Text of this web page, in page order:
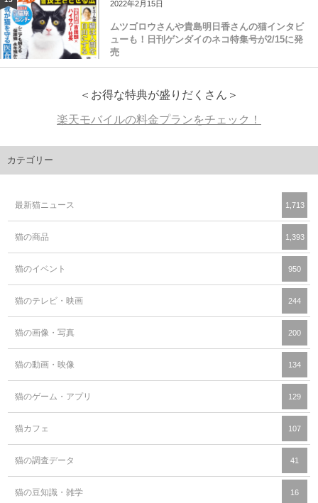
2022年2月15日
ムツゴロウさんや貴島明日香さんの猫インタビ
ューも！日刊ゲンダイのネコ特集号が2/15に発
売
＜お得な特典が盛りだくさん＞
楽天モバイルの料金プランをチェック！
カテゴリー
最新猫ニュース 1,713
猫の商品 1,393
猫のイベント 950
猫のテレビ・映画 244
猫の画像・写真 200
猫の動画・映像 134
猫のゲーム・アプリ 129
猫カフェ 107
猫の調査データ 41
猫の豆知識・雑学 16